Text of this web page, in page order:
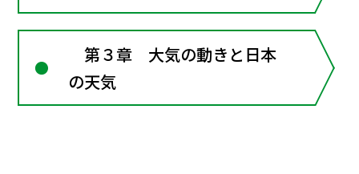
第３章 大気の動きと日本
の天気